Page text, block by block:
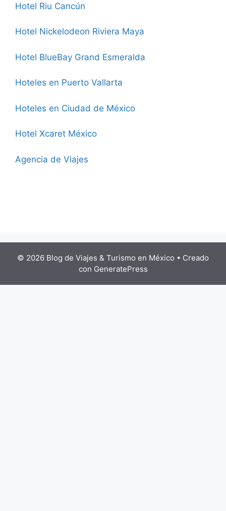
Hotel Riu Cancún
Hotel Nickelodeon Riviera Maya
Hotel BlueBay Grand Esmeralda
Hoteles en Puerto Vallarta
Hoteles en Ciudad de México
Hotel Xcaret México
Agencia de Viajes
© 2026 Blog de Viajes & Turismo en México • Creado
con GeneratePress